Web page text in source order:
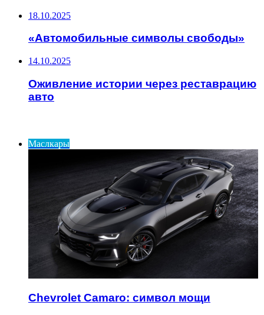
18.10.2025
«Автомобильные символы свободы»
14.10.2025
Оживление истории через реставрацию
авто
Маслкары
Chevrolet Camaro: символ мощи